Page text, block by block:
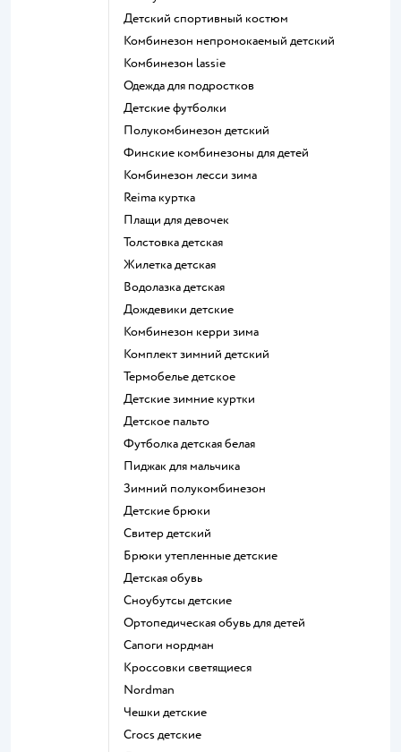
Детский спортивный костюм
Комбинезон непромокаемый детский
Комбинезон lassie
Одежда для подростков
Детские футболки
Полукомбинезон детский
Финские комбинезоны для детей
Комбинезон лесси зима
Reima куртка
Плащи для девочек
Толстовка детская
Жилетка детская
Водолазка детская
Дождевики детские
Комбинезон керри зима
Комплект зимний детский
Термобелье детское
Детские зимние куртки
Детское пальто
Футболка детская белая
Пиджак для мальчика
Зимний полукомбинезон
Детские брюки
Свитер детский
Брюки утепленные детские
Детская обувь
Сноубутсы детские
Ортопедическая обувь для детей
Сапоги нордман
Кроссовки светящиеся
Nordman
Чешки детские
Crocs детские